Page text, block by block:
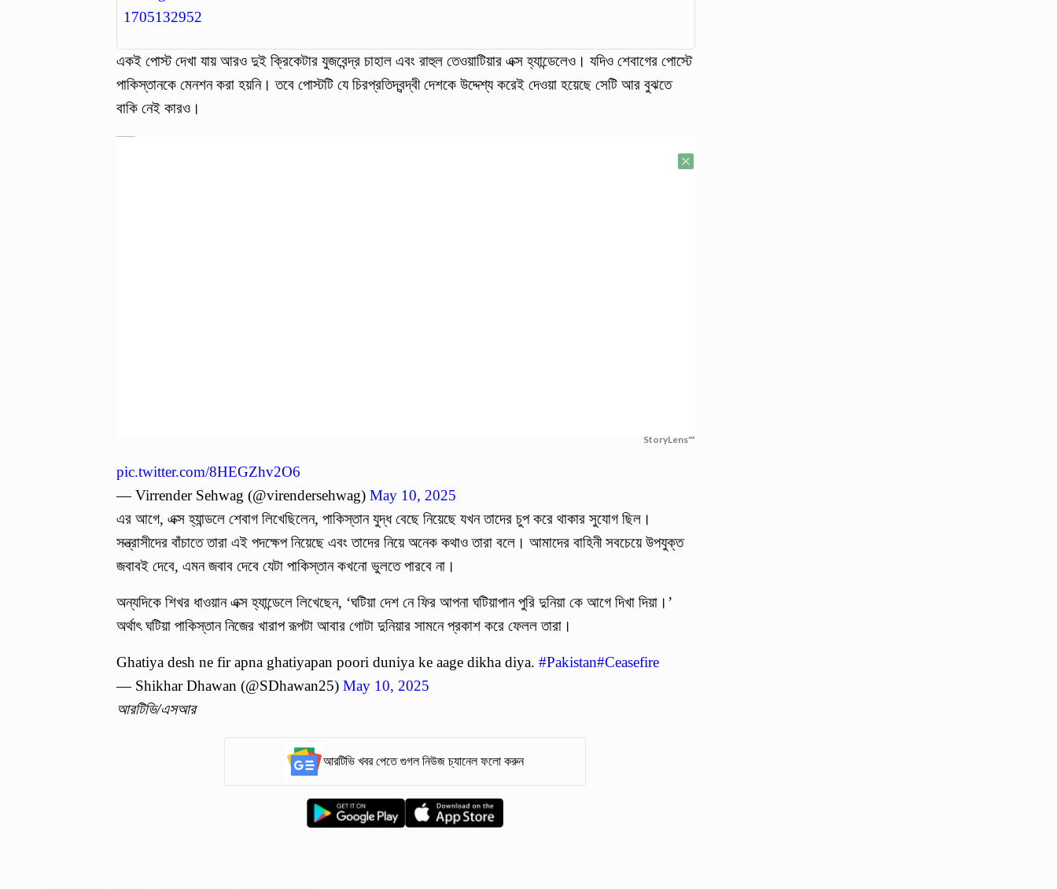
একই পোস্ট দেখা যায় আরও দুই ক্রিকেটার যুজবেন্দ্র চাহাল এবং রাহুল তেওয়াটিয়ার এক্স হ্যান্ডেলেও। যদিও শেবাগের পোস্টে
পাকিস্তানকে মেনশন করা হয়নি। তবে পোস্টটি যে চিরপ্রতিদ্বন্দ্বী দেশকে উদ্দেশ্য করেই দেওয়া হয়েছে সেটি আর বুঝতে
বাকি নেই কারও।
StoryLens™
pic.twitter.com/8HEGZhv2O6
— Virrender Sehwag (@virendersehwag) May 10, 2025
এর আগে, এক্স হ্যান্ডলে শেবাগ লিখেছিলেন, পাকিস্তান যুদ্ধ বেছে নিয়েছে যখন তাদের চুপ করে থাকার সুযোগ ছিল।
সন্ত্রাসীদের বাঁচাতে তারা এই পদক্ষেপ নিয়েছে এবং তাদের নিয়ে অনেক কথাও তারা বলে। আমাদের বাহিনী সবচেয়ে উপযুক্ত
জবাবই দেবে, এমন জবাব দেবে যেটা পাকিস্তান কখনো ভুলতে পারবে না।
অন্যদিকে শিখর ধাওয়ান এক্স হ্যান্ডেলে লিখেছেন, ‘ঘটিয়া দেশ নে ফির আপনা ঘটিয়াপান পুরি দুনিয়া কে আগে দিখা দিয়া।’
অর্থাৎ ঘটিয়া পাকিস্তান নিজের খারাপ রূপটা আবার গোটা দুনিয়ার সামনে প্রকাশ করে ফেলল তারা।
Ghatiya desh ne fir apna ghatiyapan poori duniya ke aage dikha diya. #Pakistan#Ceasefire
— Shikhar Dhawan (@SDhawan25) May 10, 2025
আরটিভি/এসআর
আরটিভি খবর পেতে গুগল নিউজ চ্যানেল ফলো করুন